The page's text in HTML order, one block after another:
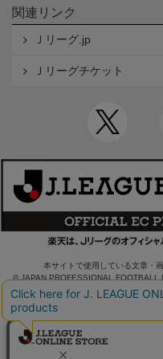
関連リンク
Ｊリーグ.jp
Ｊリーグチケット
本サイトで使用している文章・
© JAPAN PROFESSIONAL